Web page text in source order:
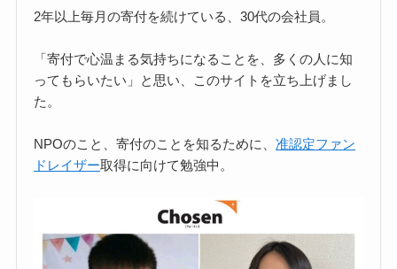
2年以上毎月の寄付を続けている、30代の会社員。
「寄付で心温まる気持ちになることを、多くの人に知
ってもらいたい」と思い、このサイトを立ち上げまし
た。
NPOのこと、寄付のことを知るために、准認定ファン
ドレイザー取得に向けて勉強中。